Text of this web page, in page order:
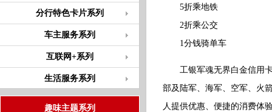
分行特色卡片系列
车主服务系列
互联网+系列
生活服务系列
趣味主题系列
5折乘地铁
2折乘公交
1分钱骑单车
工银军魂无界白金信用卡
部及陆军、海军、空军、火
人提供优惠、便捷的消费体